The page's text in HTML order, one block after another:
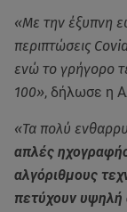
«Με την έξυπνη
περιπτώσεις
ενώ το γρήγορο
100», δήλωσε η
«Τα πολύ
απλές
αλγόριθμους
πετύχουν υψηλή